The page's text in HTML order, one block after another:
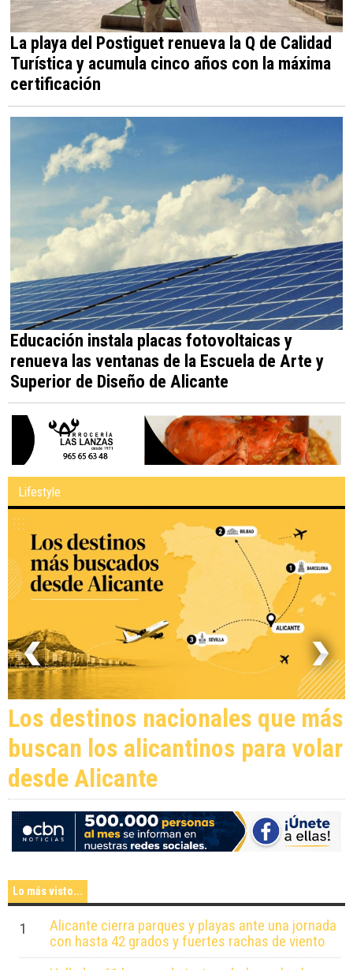
La playa del Postiguet renueva la Q de Calidad
Turística y acumula cinco años con la máxima
certificación
Educación instala placas fotovoltaicas y
renueva las ventanas de la Escuela de Arte y
Superior de Diseño de Alicante
Lifestyle
Los destinos nacionales que más
buscan los alicantinos para volar
desde Alicante
Lo más visto...
1
Alicante cierra parques y playas ante una jornada
con hasta 42 grados y fuertes rachas de viento